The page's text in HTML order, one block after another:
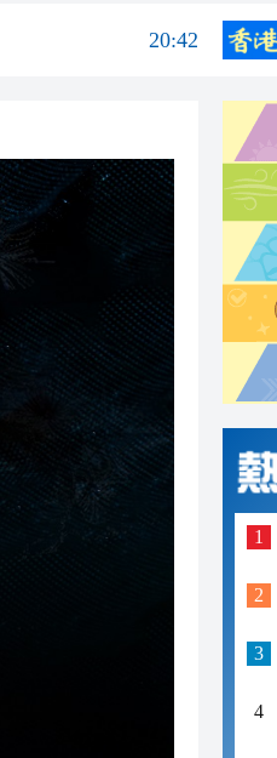
20:41
20:34
20:42
20:41
20:40